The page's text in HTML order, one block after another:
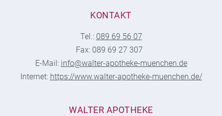
KONTAKT
Tel.: 089 69 56 07
Fax: 089 69 27 307
E-Mail: info@walter-apotheke-muenchen.de
Internet: https://www.walter-apotheke-muenchen.de/
WALTER APOTHEKE